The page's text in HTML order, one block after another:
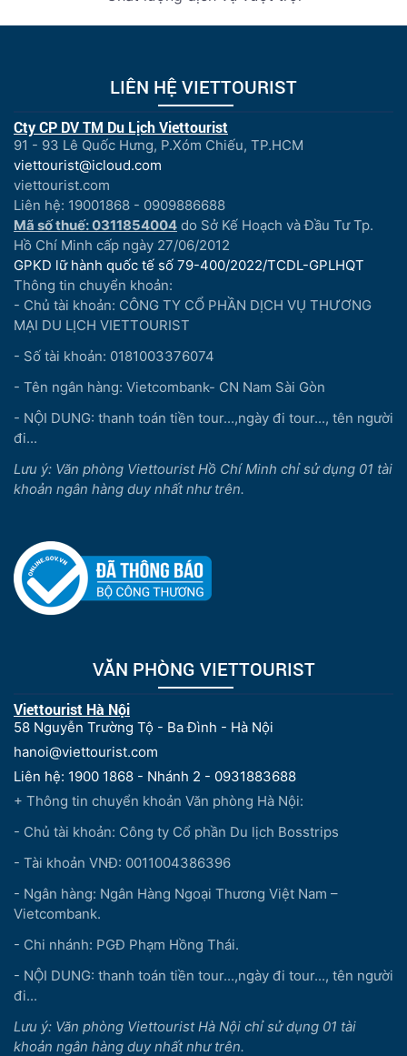
LIÊN HỆ VIETTOURIST
Cty CP DV TM Du Lịch Viettourist
91 - 93 Lê Quốc Hưng, P.Xóm Chiếu, TP.HCM
viettourist@icloud.com
viettourist.com
Liên hệ: 19001868 - 0909886688
Mã số thuế: 0311854004 do Sở Kế Hoạch và Đầu Tư Tp.
Hồ Chí Minh cấp ngày 27/06/2012
GPKD lữ hành quốc tế số 79-400/2022/TCDL-GPLHQT
Thông tin chuyển khoản:
- Chủ tài khoản: CÔNG TY CỔ PHẦN DỊCH VỤ THƯƠNG
MẠI DU LỊCH VIETTOURIST
- Số tài khoản: 0181003376074
- Tên ngân hàng: Vietcombank- CN Nam Sài Gòn
- NỘI DUNG: thanh toán tiền tour...,ngày đi tour..., tên người
đi...
Lưu ý: Văn phòng Viettourist Hồ Chí Minh chỉ sử dụng 01 tài
khoản ngân hàng duy nhất như trên.
VĂN PHÒNG VIETTOURIST
Viettourist Hà Nội
58 Nguyễn Trường Tộ - Ba Đình - Hà Nội
hanoi@viettourist.com
Liên hệ: 1900 1868 - Nhánh 2 - 0931883688
+ Thông tin chuyển khoản Văn phòng Hà Nội:
- Chủ tài khoản: Công ty Cổ phần Du lịch Bosstrips
- Tài khoản VNĐ: 0011004386396
- Ngân hàng: Ngân Hàng Ngoại Thương Việt Nam –
Vietcombank.
- Chi nhánh: PGĐ Phạm Hồng Thái.
- NỘI DUNG: thanh toán tiền tour...,ngày đi tour..., tên người
đi...
Lưu ý: Văn phòng Viettourist Hà Nội chỉ sử dụng 01 tài
khoản ngân hàng duy nhất như trên.